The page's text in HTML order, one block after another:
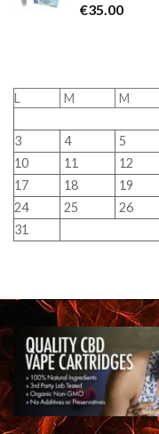
€35.00
L M M
3
4 5
10
11 12
17
18 19
24
25 26
31